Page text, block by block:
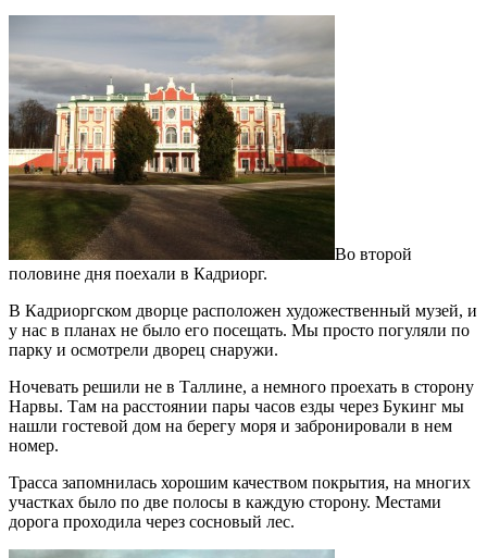
Во второй
половине дня поехали в Кадриорг.
В Кадриоргском дворце расположен художественный музей, и
у нас в планах не было его посещать. Мы просто погуляли по
парку и осмотрели дворец снаружи.
Ночевать решили не в Таллине, а немного проехать в сторону
Нарвы. Там на расстоянии пары часов езды через Букинг мы
нашли гостевой дом на берегу моря и забронировали в нем
номер.
Трасса запомнилась хорошим качеством покрытия, на многих
участках было по две полосы в каждую сторону. Местами
дорога проходила через сосновый лес.